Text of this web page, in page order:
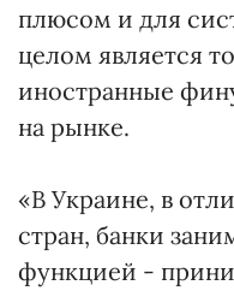
плюсом и для
целом является
иностранные
на рынке.
«В Украине, в
стран, банки
функцией -